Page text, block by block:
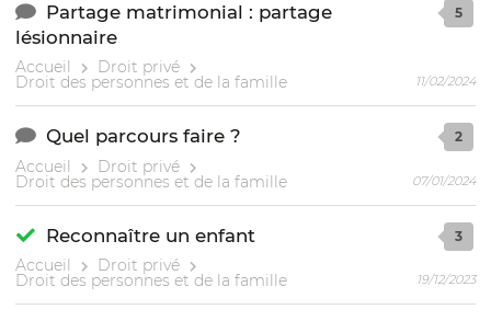
Partage matrimonial : partage
lésionnaire
Accueil Droit privé
Droit des personnes et de la famille
5
11/02/2024
Quel parcours faire ?
Accueil Droit privé
Droit des personnes et de la famille
2
07/01/2024
Reconnaître un enfant
Accueil Droit privé
Droit des personnes et de la famille
3
19/12/2023